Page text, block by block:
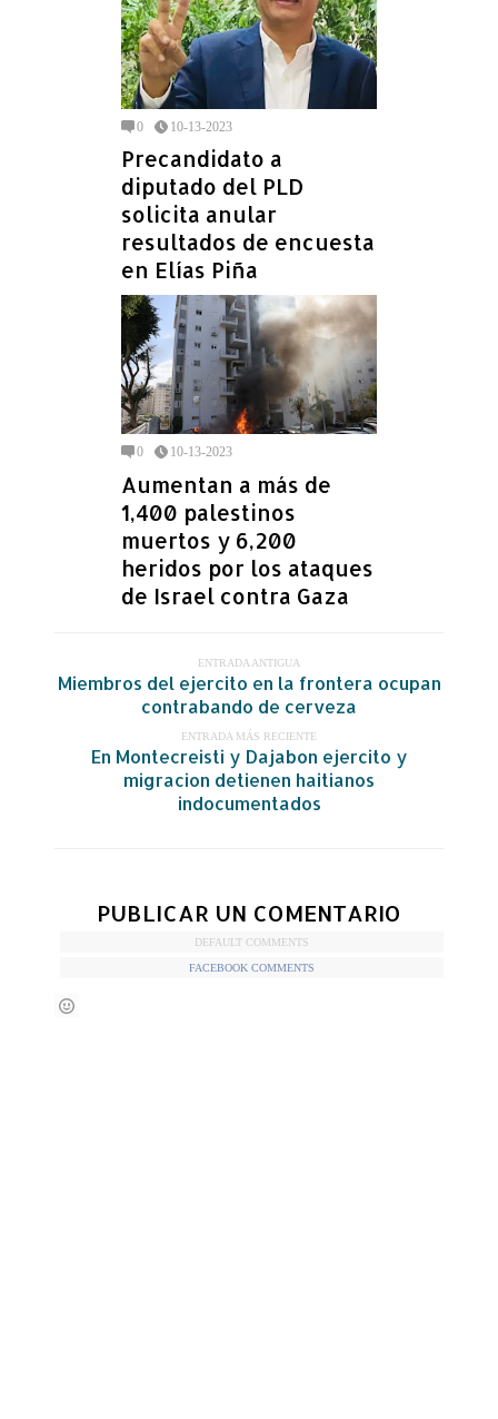
0 10-13-2023
Precandidato a
diputado del PLD
solicita anular
resultados de encuesta
en Elías Piña
0 10-13-2023
Aumentan a más de
1,400 palestinos
muertos y 6,200
heridos por los ataques
de Israel contra Gaza
ENTRADA ANTIGUA
Miembros del ejercito en la frontera ocupan
contrabando de cerveza
ENTRADA MÁS RECIENTE
En Montecreisti y Dajabon ejercito y
migracion detienen haitianos
indocumentados
PUBLICAR UN COMENTARIO
DEFAULT COMMENTS
FACEBOOK COMMENTS